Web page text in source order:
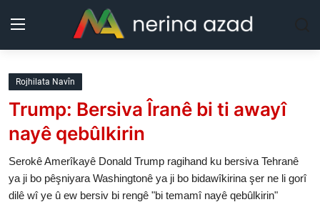
Kurdistan
Herêm
Rojev
Rojhilata Navîn
Trump: Bersiva Îranê bi ti awayî
nayê qebûlkirin
Serokê Amerîkayê Donald Trump ragihand ku bersiva Tehranê
ya ji bo pêşniyara Washingtonê ya ji bo bidawîkirina şer ne li gorî
dilê wî ye û ew bersiv bi rengê "bi temamî nayê qebûlkirin"